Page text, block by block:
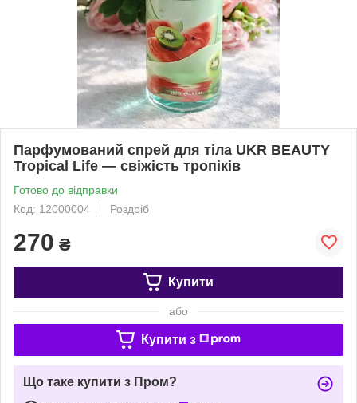
Парфумований спрей для тіла UKR BEAUTY
Tropical Life — свіжість тропіків
Готово до відправки
Код: 12000004
Роздріб
270 ₴
Купити
або
Купити з
Що таке купити з Пром?